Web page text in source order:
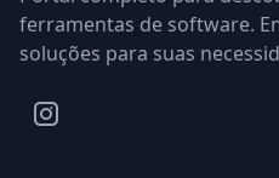
ferramentas de software.
soluções para suas